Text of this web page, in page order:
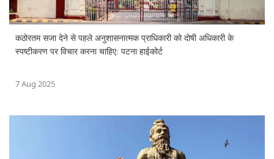
कठोरतम सजा देने से पहले अनुशासनात्मक प्राधिकारी को दोषी अधिकारी के
स्पष्टीकरण पर विचार करना चाहिए: पटना हाईकोर्ट
7 Aug 2025